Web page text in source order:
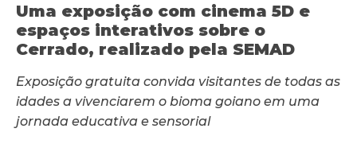
Uma exposição com cinema 5D e
espaços interativos sobre o
Cerrado, realizado pela SEMAD
Exposição gratuita convida visitantes de todas as
idades a vivenciarem o bioma goiano em uma
jornada educativa e sensorial